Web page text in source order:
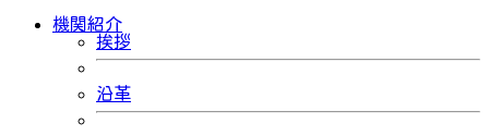
機関紹介
挨拶
沿革